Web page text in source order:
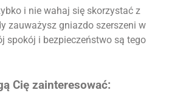
i nie wahaj się skorzystać z
zauważysz gniazdo szerszeni w
spokój i bezpieczeństwo są tego
Cię zainteresować: